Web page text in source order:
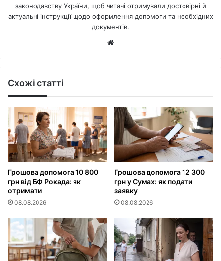
законодавству України, щоб читачі отримували достовірні й
актуальні інструкції щодо оформлення допомоги та необхідних
документів.
Схожі статті
Грошова допомога 10 800
грн від БФ Рокада: як
отримати
08.08.2026
Грошова допомога 12 300
грн у Сумах: як подати
заявку
08.08.2026